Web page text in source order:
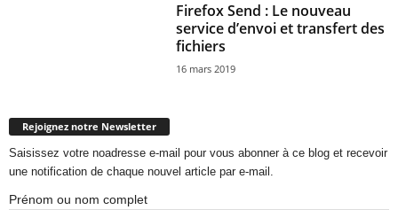
Firefox Send : Le nouveau
service d’envoi et transfert des
fichiers
16 mars 2019
Rejoignez notre Newsletter
Saisissez votre noadresse e-mail pour vous abonner à ce blog et recevoir
une notification de chaque nouvel article par e-mail.
Prénom ou nom complet